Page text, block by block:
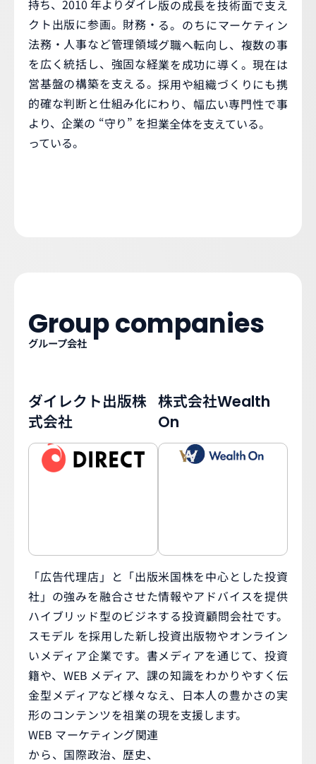
持ち、2010 年よりダイレ
クト出版に参画。財務・
法務・人事など管理領域
を広く統括し、強固な経
営基盤の構築を支える。
的確な判断と仕組み化に
より、企業の “守り” を担
っている。
版の成長を技術面で支え
る。のちにマーケティン
グ職へ転向し、複数の事
業を成功に導く。現在は
採用や組織づくりにも携
わり、幅広い専門性で事
業全体を支えている。
Group companies
グループ会社
ダイレクト出版株
式会社
「広告代理店」と「出版
社」の強みを融合させた
ハイブリッド型のビジネ
スモデル を採用した新し
いメディア企業です。書
籍や、WEB メディア、課
金型メディアなど様々な
形のコンテンツを祖業の
WEB マーケティング関連
から、国際政治、歴史、
株式会社Wealth
On
米国株を中心とした投資
情報やアドバイスを提供
する投資顧問会社です。
投資出版物やオンライン
メディアを通じて、投資
の知識をわかりやすく伝
え、日本人の豊かさの実
現を支援します。